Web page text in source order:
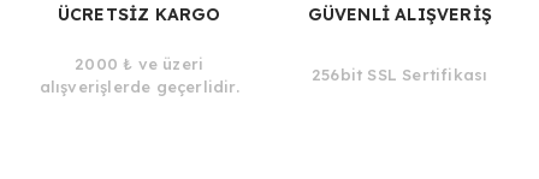
ÜCRETSİZ KARGO
2000 ₺ ve üzeri
alışverişlerde geçerlidir.
GÜVENLİ ALIŞVERİŞ
256bit SSL Sertifikası